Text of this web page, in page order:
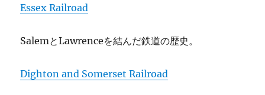
Essex Railroad
SalemとLawrenceを結んだ鉄道の歴史。
Dighton and Somerset Railroad